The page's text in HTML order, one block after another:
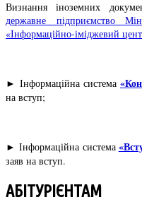
Визнання іноземних
державне підприємство
«Інформаційно-іміджевий
► Інформаційна система
на вступ;
► Інформаційна система
заяв на вступ.
АБІТУРІЄНТАМ